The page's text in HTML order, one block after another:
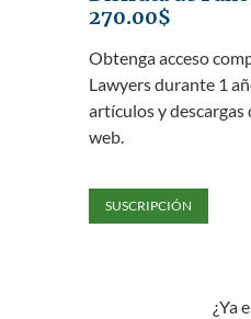
270.00$
Obtenga acceso
Lawyers durante 1
artículos y
web.
SUSCRIPCIÓN
¿Ya